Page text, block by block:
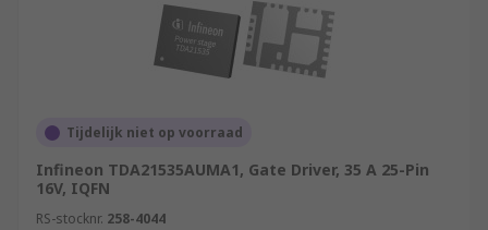
Tijdelijk niet op voorraad
Infineon TDA21535AUMA1, Gate Driver, 35 A 25-Pin
16V, IQFN
RS-stocknr. 258-4044